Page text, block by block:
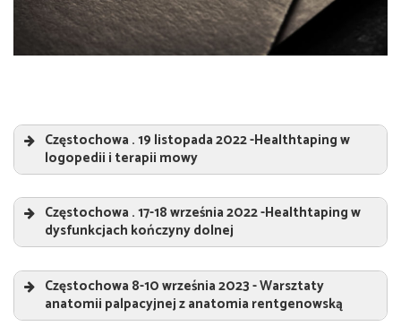
Częstochowa . 19 listopada 2022 -Healthtaping w
logopedii i terapii mowy
Prowadzący:Sebastian Jeruszka
Częstochowa . 17-18 września 2022 -Healthtaping w
dysfunkcjach kończyny dolnej
Prowadzący:Sebastian Jeruszka
Częstochowa 8-10 września 2023 - Warsztaty
anatomii palpacyjnej z anatomia rentgenowską